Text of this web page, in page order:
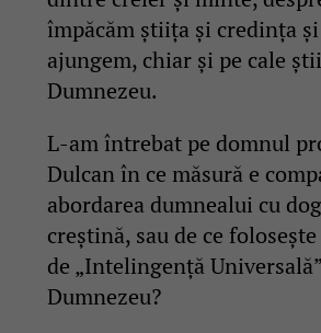
împăcăm știița și credința
ajungem, chiar și pe cale
Dumnezeu.
L-am întrebat pe domnul
Dulcan în ce măsură e
abordarea dumnealui cu
creștină, sau de ce
de „Intelingență
Dumnezeu?